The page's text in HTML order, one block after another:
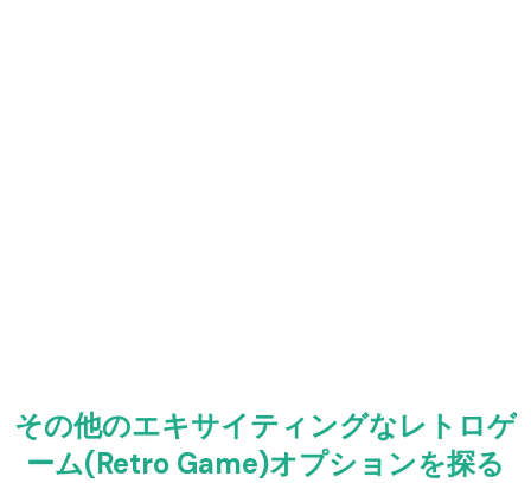
その他のエキサイティングなレトロゲ
ーム(Retro Game)オプションを探る